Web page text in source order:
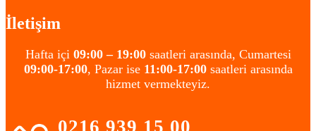
İletişim
Hafta içi 09:00 – 19:00saatleri arasında, Cumartesi
09:00-17:00, Pazar ise 11:00-17:00saatleri arasında
hizmet vermekteyiz.
0216 939 15 00